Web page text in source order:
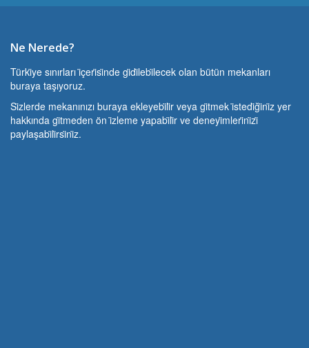
Ne Nerede?
Türki̇ye sınırları i̇çeri̇si̇nde gi̇di̇lebi̇lecek olan bütün mekanları
buraya taşıyoruz.
Si̇zlerde mekanınızı buraya ekleyebi̇li̇r veya gi̇tmek i̇stedi̇ği̇ni̇z yer
hakkında gi̇tmeden ön i̇zleme yapabi̇li̇r ve deneyi̇mleri̇ni̇zi̇
paylaşabi̇li̇rsi̇ni̇z.